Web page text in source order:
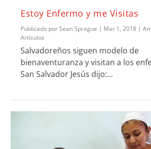
Estoy Enfermo y me Visitas
Publicado porSean Sprague | Mar 1, 2018 |
Artículos
Salvadoreños siguen modelo de
bienaventuranza y visitan a los
San Salvador Jesús dijo:...